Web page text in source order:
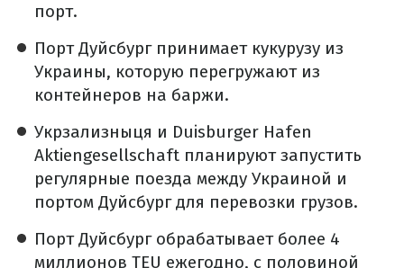
порт.
Порт Дуйсбург принимает кукурузу из
Украины, которую перегружают из
контейнеров на баржи.
Укрзализныця и Duisburger Hafen
Aktiengesellschaft планируют запустить
регулярные поезда между Украиной и
портом Дуйсбург для перевозки грузов.
Порт Дуйсбург обрабатывает более 4
миллионов TEU ежегодно, с половиной